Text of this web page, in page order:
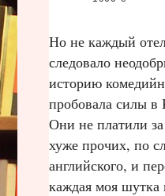
Но не каждый
следовало
историю
пробовала силы в
Они не платили
хуже прочих, по
английского, и
каждая моя шутка